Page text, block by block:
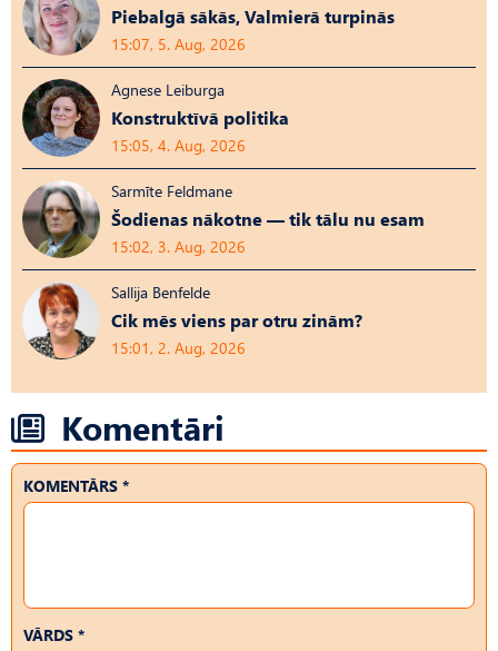
Piebalgā sākās, Valmierā turpinās
15:07, 5. Aug, 2026
Agnese Leiburga
Konstruktīvā politika
15:05, 4. Aug, 2026
Sarmīte Feldmane
Šodienas nākotne — tik tālu nu esam
15:02, 3. Aug, 2026
Sallija Benfelde
Cik mēs viens par otru zinām?
15:01, 2. Aug, 2026
Komentāri
KOMENTĀRS *
VĀRDS *